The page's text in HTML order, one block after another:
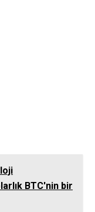
BTC'nin bir